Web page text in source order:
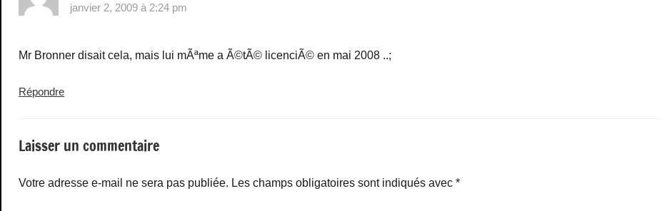
janvier 2, 2009 à 2:24 pm
Mr Bronner disait cela, mais lui mÃªme a Ã©tÃ© licenciÃ© en mai 2008 ..;
Répondre
Laisser un commentaire
Votre adresse e-mail ne sera pas publiée. Les champs obligatoires sont indiqués avec *